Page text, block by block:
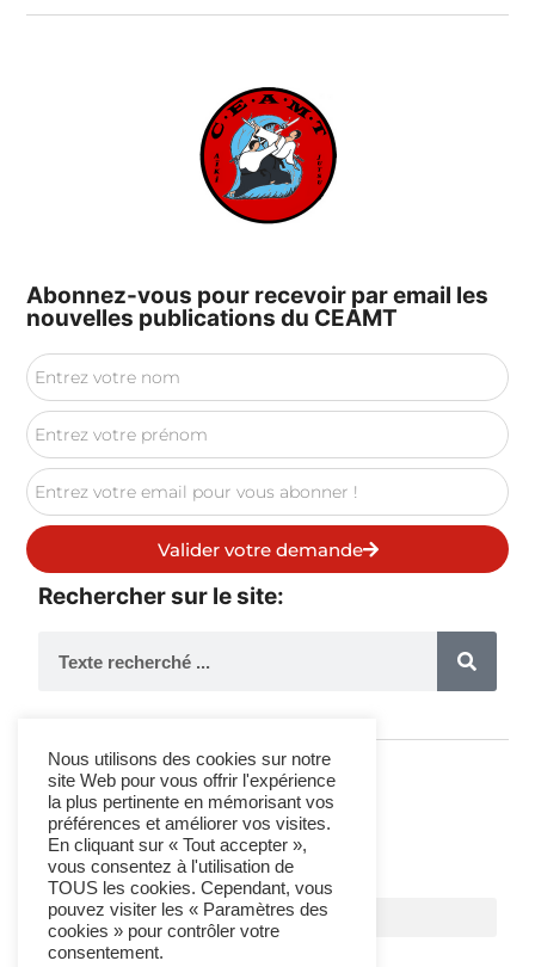
Abonnez-vous pour recevoir par email les
nouvelles publications du CEAMT
Valider votre demande
Rechercher sur le site:
Suivez-Nous
Nous utilisons des cookies sur notre
site Web pour vous offrir l'expérience
la plus pertinente en mémorisant vos
préférences et améliorer vos visites.
En cliquant sur « Tout accepter »,
vous consentez à l'utilisation de
TOUS les cookies. Cependant, vous
pouvez visiter les « Paramètres des
cookies » pour contrôler votre
consentement.